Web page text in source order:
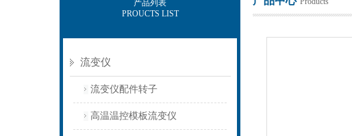
产品列表
PROUCTS LIST
流变仪
流变仪配件转子
高温温控模板流变仪